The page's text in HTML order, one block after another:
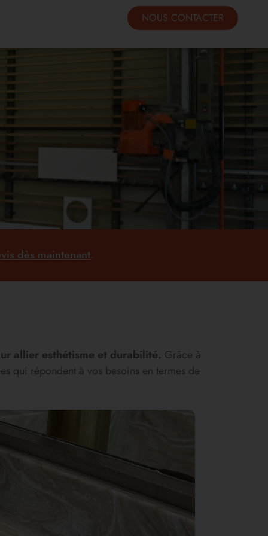
NOUS CONTACTER
dès maintenant.
allier esthétisme et durabilité. Grâce à
qui répondent à vos besoins en termes de